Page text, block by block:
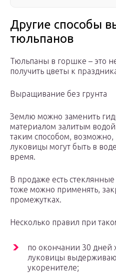
Другие способы
тюльпанов
Тюльпаны в горшке – это
получить цветы к
Выращивание без грунта
Землю можно заменить
материалом залитым
таким способом, возможно,
луковицы могут быть в
время.
В продаже есть
тоже можно применять,
промежутках.
Несколько правил при
по окончании 30 дней
луковицы
укоренителе;